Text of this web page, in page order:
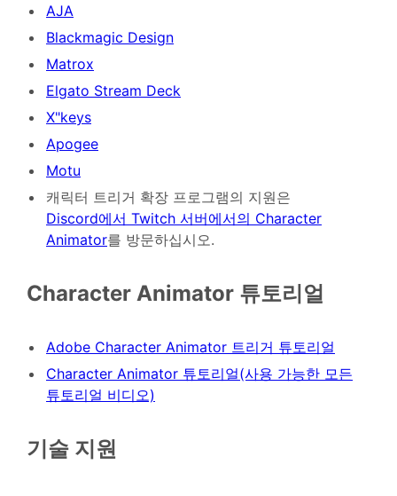
AJA
Blackmagic Design
Matrox
Elgato Stream Deck
X"keys
Apogee
Motu
캐릭터 트리거 확장 프로그램의 지원은
Discord에서 Twitch 서버에서의 Character
Animator를 방문하십시오.
Character Animator 튜토리얼
Adobe Character Animator 트리거 튜토리얼
Character Animator 튜토리얼(사용 가능한 모든
튜토리얼 비디오)
기술 지원